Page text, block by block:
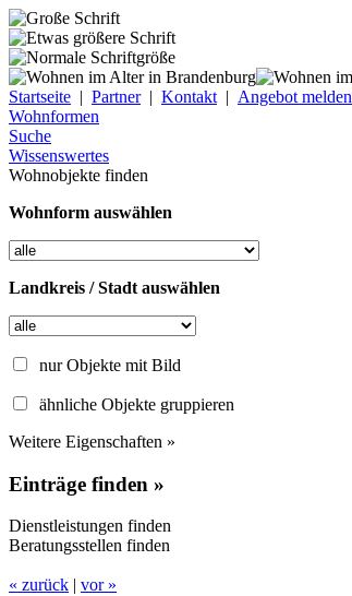
Startseite | Partner| Kontakt | Angebot melden
Wohnformen
Suche
Wissenswertes
Wohnobjekte finden
Wohnform auswählen
Landkreis / Stadt auswählen
nur Objekte mit Bild
ähnliche Objekte gruppieren
Weitere Eigenschaften »
Einträge finden »
Dienstleistungen finden
Beratungsstellen finden
« zurück | vor »